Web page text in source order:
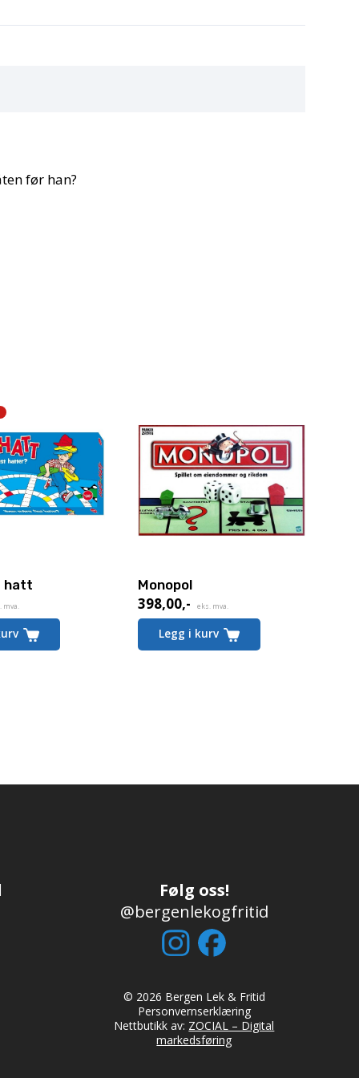
før han?
hatt
mva.
Monopol
398,00,- eks. mva.
Legg i kurv
Følg oss!
@bergenlekogfritid
© 2026 Bergen Lek & Fritid
Personvernserklæring
Nettbutikk av: ZOCIAL – Digital
markedsføring